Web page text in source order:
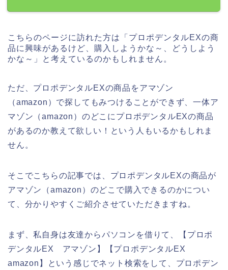
こちらのページに訪れた方は「プロポデンタルEXの商
品に興味があるけど、購入しようかな～、どうしよう
かな～」と考えているのかもしれません。
ただ、プロポデンタルEXの商品をアマゾン
（amazon）で探してもみつけることができず、一体ア
マゾン（amazon）のどこにプロポデンタルEXの商品
があるのか教えて欲しい！という人もいるかもしれま
せん。
そこでこちらの記事では、プロポデンタルEXの商品が
アマゾン（amazon）のどこで購入できるのかについ
て、分かりやすくご紹介させていただきますね。
まず、私自身は友達からパソコンを借りて、【プロポ
デンタルEX アマゾン】【プロポデンタルEX
amazon】という感じでネット検索をして、プロポデン